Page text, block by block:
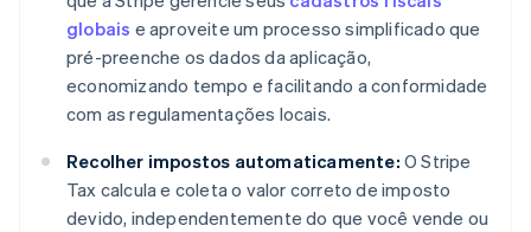
globais e aproveite um processo simplificado que
pré-preenche os dados da aplicação,
economizando tempo e facilitando a conformidade
com as regulamentações locais.
Recolher impostos automaticamente: O Stripe
Tax calcula e coleta o valor correto de imposto
devido, independentemente do que você vende ou